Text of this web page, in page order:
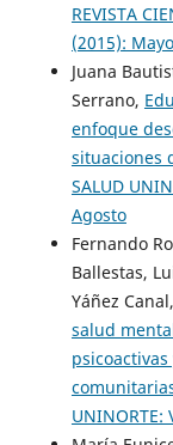
REVISTA
(2015):
Juana
Serrano,
enfoque
situaciones
SALUD
Agosto
Fernando
Ballestas,
Yáñez Canal,
salud